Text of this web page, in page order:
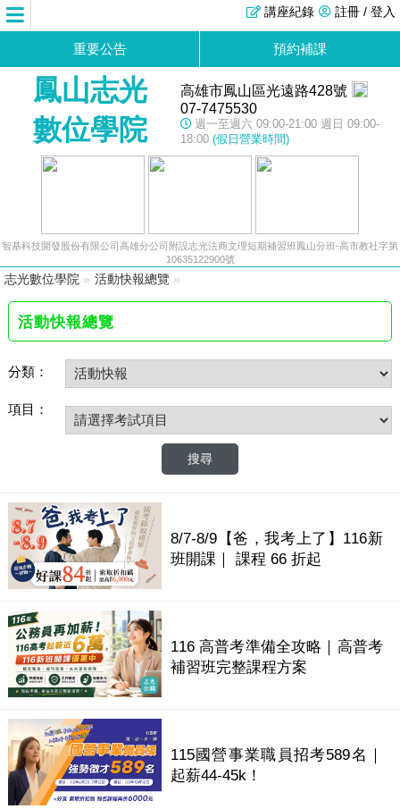
註冊 / 登入
講座紀錄
重要公告 預約補課
鳳山志光
數位學院
高雄市鳳山區光遠路428號
07-7475530
週一至週六 09:00-21:00 週日 09:00-
18:00 (假日營業時間)
智基科技開發股份有限公司高雄分公司附設志光法商文理短期補習班鳳山分班-高市教社字第
10635122900號
志光數位學院 » 活動快報總覽 »
活動快報總覽
分類：
項目：
8/7-8/9【爸，我考上了】116新
班開課｜ 課程 66 折起
116 高普考準備全攻略｜高普考
補習班完整課程方案
115國營事業職員招考589名｜
起薪44-45k！